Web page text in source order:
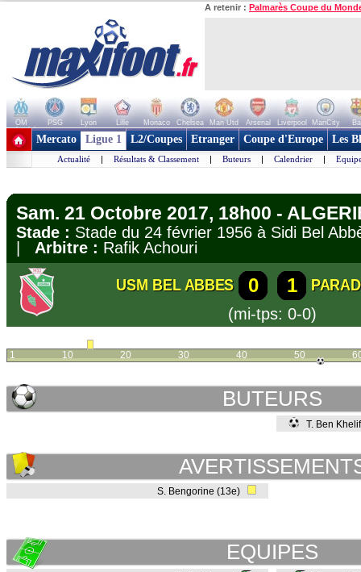
A retenir : Palmarès Coupe du
OM PSG Lyon Lille Monaco Chelsea Man Utd Arsenal Liverpool ManCity
+ de clubs
Mercato Ligue 1 L2/Coupes Etranger Coupe d'Europe Les
Actualité | Résultats & Classement | Buteurs | Calendrier |
Sam. 21 Octobre 2017, 18h00 -
Stade : Stade du 24 février 1956 à Sidi Bel
Arbitre : Rafik Achouri
USM BEL ABBES 0 1
(mi-tps: 0-0)
1 10 20 30 40 50
BUTEURS
T. Ben
S. Bengorine (13e)
EQUIPES